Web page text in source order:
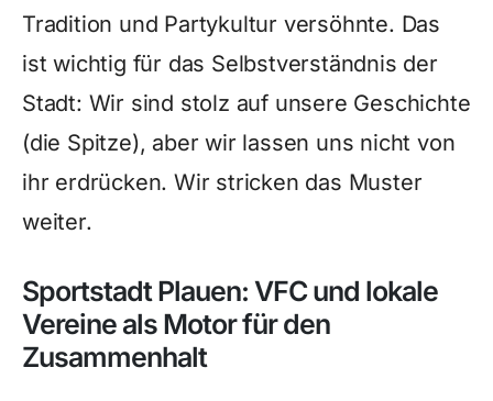
Tradition und Partykultur versöhnte. Das
ist wichtig für das Selbstverständnis der
Stadt: Wir sind stolz auf unsere Geschichte
(die Spitze), aber wir lassen uns nicht von
ihr erdrücken. Wir stricken das Muster
weiter.
Sportstadt Plauen: VFC und lokale
Vereine als Motor für den
Zusammenhalt